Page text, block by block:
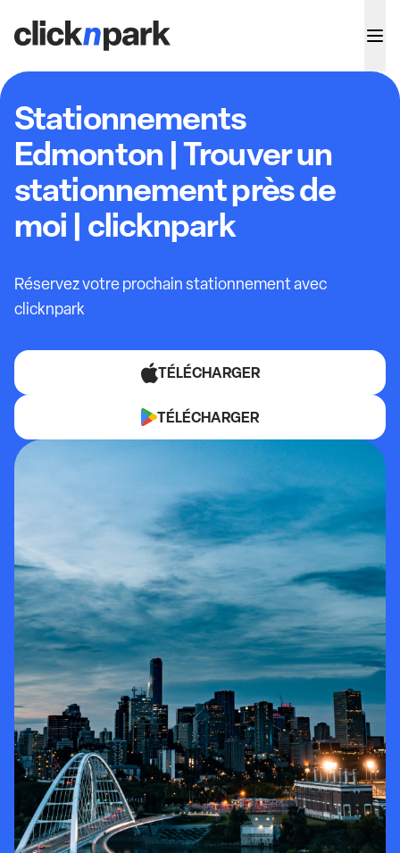
Stationnements
Edmonton | Trouver un
stationnement près de
moi | clicknpark
Réservez votre prochain stationnement avec
clicknpark
TÉLÉCHARGER
TÉLÉCHARGER